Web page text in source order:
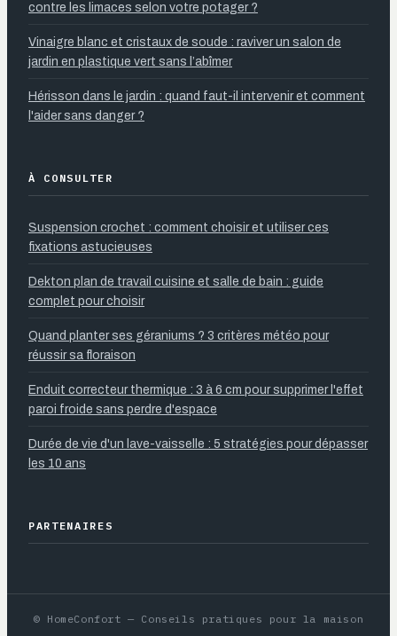
contre les limaces selon votre potager ?
Vinaigre blanc et cristaux de soude : raviver un salon de
jardin en plastique vert sans l’abîmer
Hérisson dans le jardin : quand faut-il intervenir et comment
l'aider sans danger ?
À CONSULTER
Suspension crochet : comment choisir et utiliser ces
fixations astucieuses
Dekton plan de travail cuisine et salle de bain : guide
complet pour choisir
Quand planter ses géraniums ? 3 critères météo pour
réussir sa floraison
Enduit correcteur thermique : 3 à 6 cm pour supprimer l'effet
paroi froide sans perdre d'espace
Durée de vie d'un lave-vaisselle : 5 stratégies pour dépasser
les 10 ans
PARTENAIRES
© HomeConfort — Conseils pratiques pour la maison